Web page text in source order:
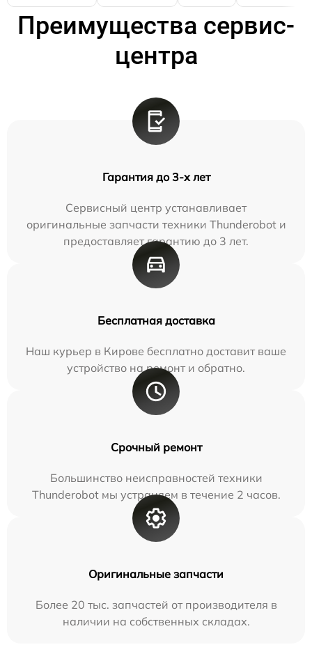
Преимущества сервис-
центра
Гарантия до 3-х лет
Сервисный центр устанавливает
оригинальные запчасти техники Thunderobot и
предоставляет гарантию до 3 лет.
Бесплатная доставка
Наш курьер в Кирове бесплатно доставит ваше
устройство на ремонт и обратно.
Срочный ремонт
Большинство неисправностей техники
Thunderobot мы устраняем в течение 2 часов.
Оригинальные запчасти
Более 20 тыс. запчастей от производителя в
наличии на собственных складах.